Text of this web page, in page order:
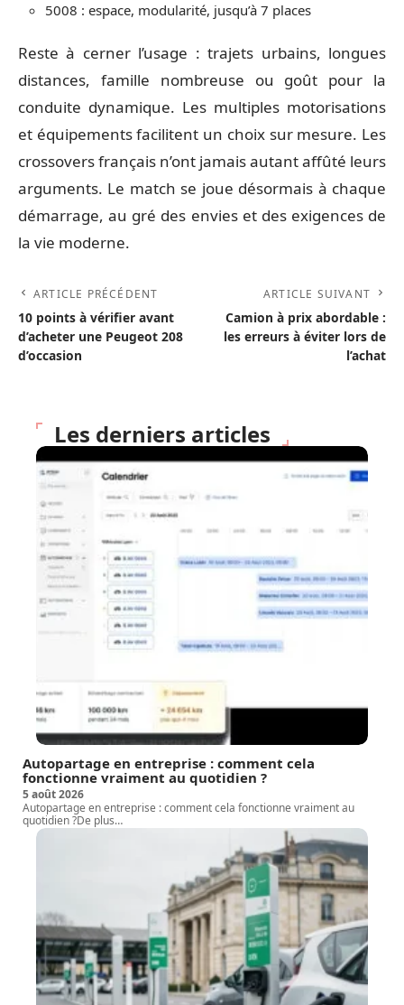
5008 : espace, modularité, jusqu’à 7 places
Reste à cerner l’usage : trajets urbains, longues
distances, famille nombreuse ou goût pour la
conduite dynamique. Les multiples motorisations
et équipements facilitent un choix sur mesure. Les
crossovers français n’ont jamais autant affûté leurs
arguments. Le match se joue désormais à chaque
démarrage, au gré des envies et des exigences de
la vie moderne.
ARTICLE PRÉCÉDENT
10 points à vérifier avant
d’acheter une Peugeot 208
d’occasion
ARTICLE SUIVANT
Camion à prix abordable :
les erreurs à éviter lors de
l’achat
Les derniers articles
Autopartage en entreprise : comment cela
fonctionne vraiment au quotidien ?
5 août 2026
Autopartage en entreprise : comment cela fonctionne vraiment au
quotidien ?De plus…